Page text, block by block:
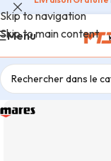
Skip to navigation
Skip to main content
Menu